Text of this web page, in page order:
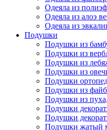
Одеяла из
Одеяла из алоэ
Одеяла из
Подушки
Подушки из
Подушки из
Подушки из
Подушки из
Подушки
Подушки из
Подушки из
Подушки
Подушки
Подушки жатый